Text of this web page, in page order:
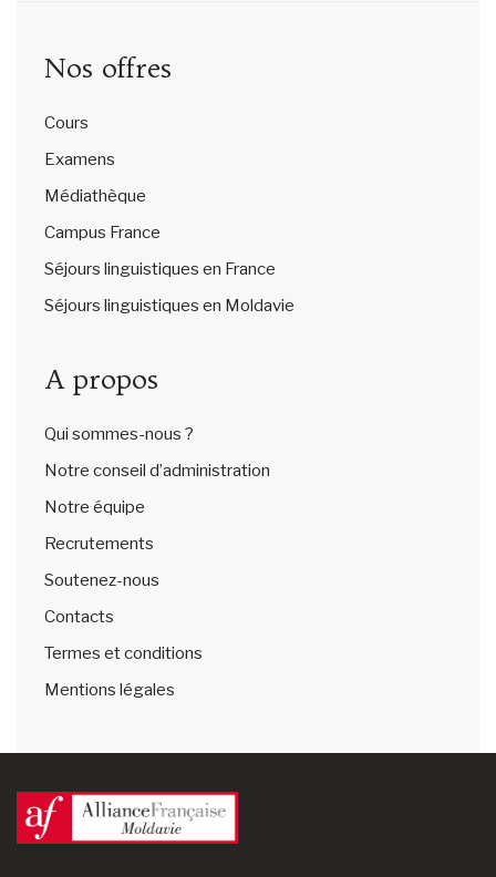
Nos offres
Cours
Examens
Médiathèque
Campus France
Séjours linguistiques en France
Séjours linguistiques en Moldavie
A propos
Qui sommes-nous ?
Notre conseil d’administration
Notre équipe
Recrutements
Soutenez-nous
Contacts
Termes et conditions
Mentions légales